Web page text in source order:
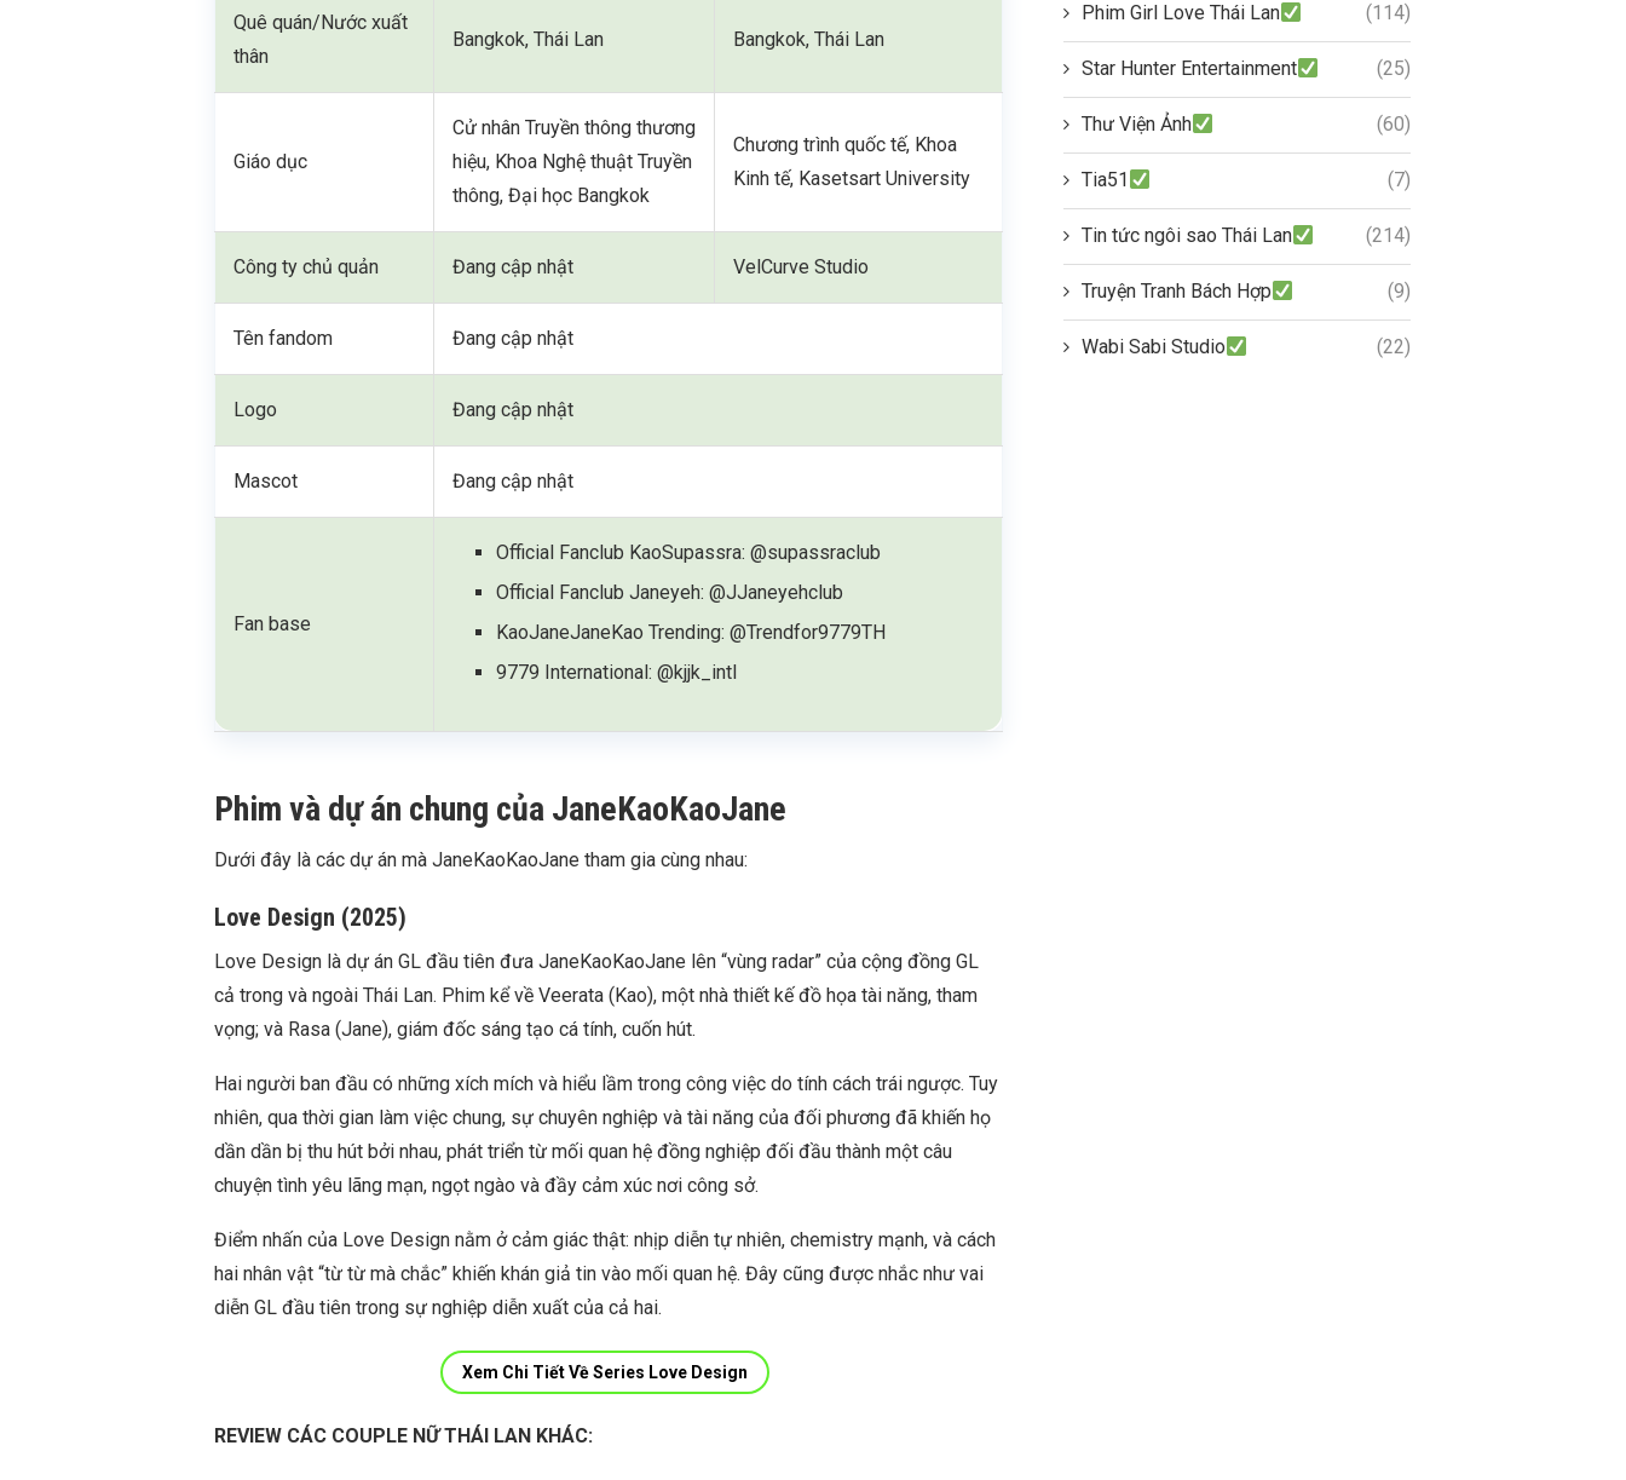
Quê quán/Nước xuất
thân
Bangkok, Thái Lan Bangkok, Thái Lan
Giáo dục
Cử nhân Truyền thông thương
hiệu, Khoa Nghệ thuật Truyền
thông, Đại học Bangkok
Chương trình quốc tế, Khoa
Kinh tế, Kasetsart University
Công ty chủ quản Đang cập nhật VelCurve Studio
Tên fandom Đang cập nhật
Logo Đang cập nhật
Mascot Đang cập nhật
Fan base
Official Fanclub KaoSupassra: @supassraclub
Official Fanclub Janeyeh: @JJaneyehclub
KaoJaneJaneKao Trending: @Trendfor9779TH
9779 International: @kjjk_intl
Phim và dự án chung của JaneKaoKaoJane
Dưới đây là các dự án mà JaneKaoKaoJane tham gia cùng nhau:
Love Design (2025)
Love Design là dự án GL đầu tiên đưa JaneKaoKaoJane lên “vùng radar” của cộng đồng GL
cả trong và ngoài Thái Lan. Phim kể về Veerata (Kao), một nhà thiết kế đồ họa tài năng, tham
vọng; và Rasa (Jane), giám đốc sáng tạo cá tính, cuốn hút.
Hai người ban đầu có những xích mích và hiểu lầm trong công việc do tính cách trái ngược. Tuy
nhiên, qua thời gian làm việc chung, sự chuyên nghiệp và tài năng của đối phương đã khiến họ
dần dần bị thu hút bởi nhau, phát triển từ mối quan hệ đồng nghiệp đối đầu thành một câu
chuyện tình yêu lãng mạn, ngọt ngào và đầy cảm xúc nơi công sở.
Điểm nhấn của Love Design nằm ở cảm giác thật: nhịp diễn tự nhiên, chemistry mạnh, và cách
hai nhân vật “từ từ mà chắc” khiến khán giả tin vào mối quan hệ. Đây cũng được nhắc như vai
diễn GL đầu tiên trong sự nghiệp diễn xuất của cả hai.
Xem Chi Tiết Về Series Love Design
REVIEW CÁC COUPLE NỮ THÁI LAN KHÁC:
Phim Girl Love Thái Lan (114)
Star Hunter Entertainment (25)
Thư Viện Ảnh (60)
Tia51 (7)
Tin tức ngôi sao Thái Lan (214)
Truyện Tranh Bách Hợp (9)
Wabi Sabi Studio (22)